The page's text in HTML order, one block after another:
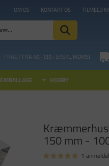
OM OS KONTAKT OS TILMELD
FRAGT FRA 49,- (39,- EKSKL. MOMS)
EMBALLAGE HOBBY
150 mm -
1